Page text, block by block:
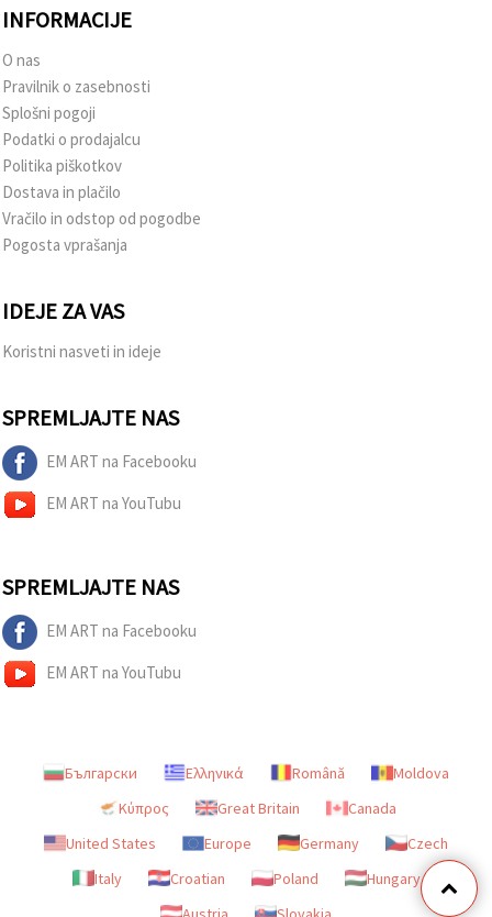
INFORMACIJE
O nas
Pravilnik o zasebnosti
Splošni pogoji
Podatki o prodajalcu
Politika piškotkov
Dostava in plačilo
Vračilo in odstop od pogodbe
Pogosta vprašanja
IDEJE ZA VAS
Koristni nasveti in ideje
SPREMLJAJTE NAS
EM ART na Facebooku
EM ART na YouTubu
SPREMLJAJTE NAS
EM ART na Facebooku
EM ART na YouTubu
Български Ελληνικά Română
Moldova
Κύπρος
Great Britain
Canada
United States
Europe Germany
Czech
Italy
Croatian Poland
Hungary